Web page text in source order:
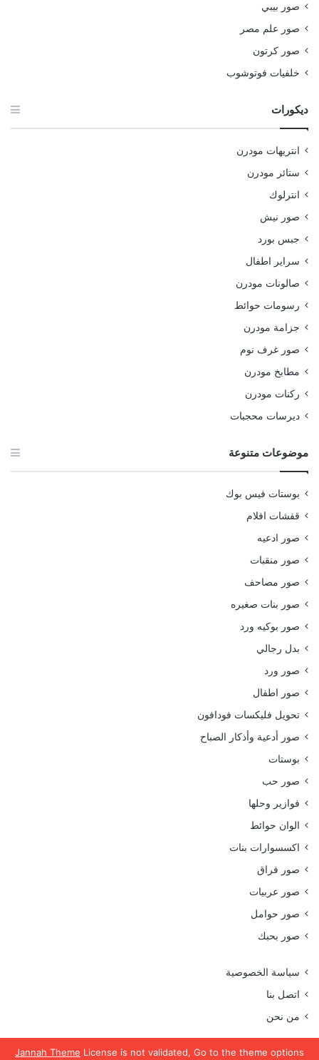
Jannah Theme License is not validated, Go to the theme options
صور بيبي
صور علم مصر
صور كرتون
خلفيات فوتوشوب
ديكورات
انتريهات مودرن
ستائر مودرن
انترلوك
صور نيش
جبس بورد
سراير اطفال
صالونات مودرن
رسومات حوائط
جزامة مودرن
صور غرف نوم
مطابخ مودرن
ركنات مودرن
ديرسات محجبات
موضوعات متنوعة
بوستات فيس بوك
قفشات افلام
صور ادعيه
صور منقبات
صور مصاحف
صور بنات صغيره
صور بوكيه ورد
بدل رجالي
صور ورد
صور اطفال
تحويل فليكسات فودافون
صور أدعية وأذكار الصباح
بوستات
صور حب
فوازير وحلها
الوان حوائط
اكسسوارات بنات
صور فراق
صور عربيات
صور حوامل
صور بحبك
سياسة الخصوصية
اتصل بنا
من نحن